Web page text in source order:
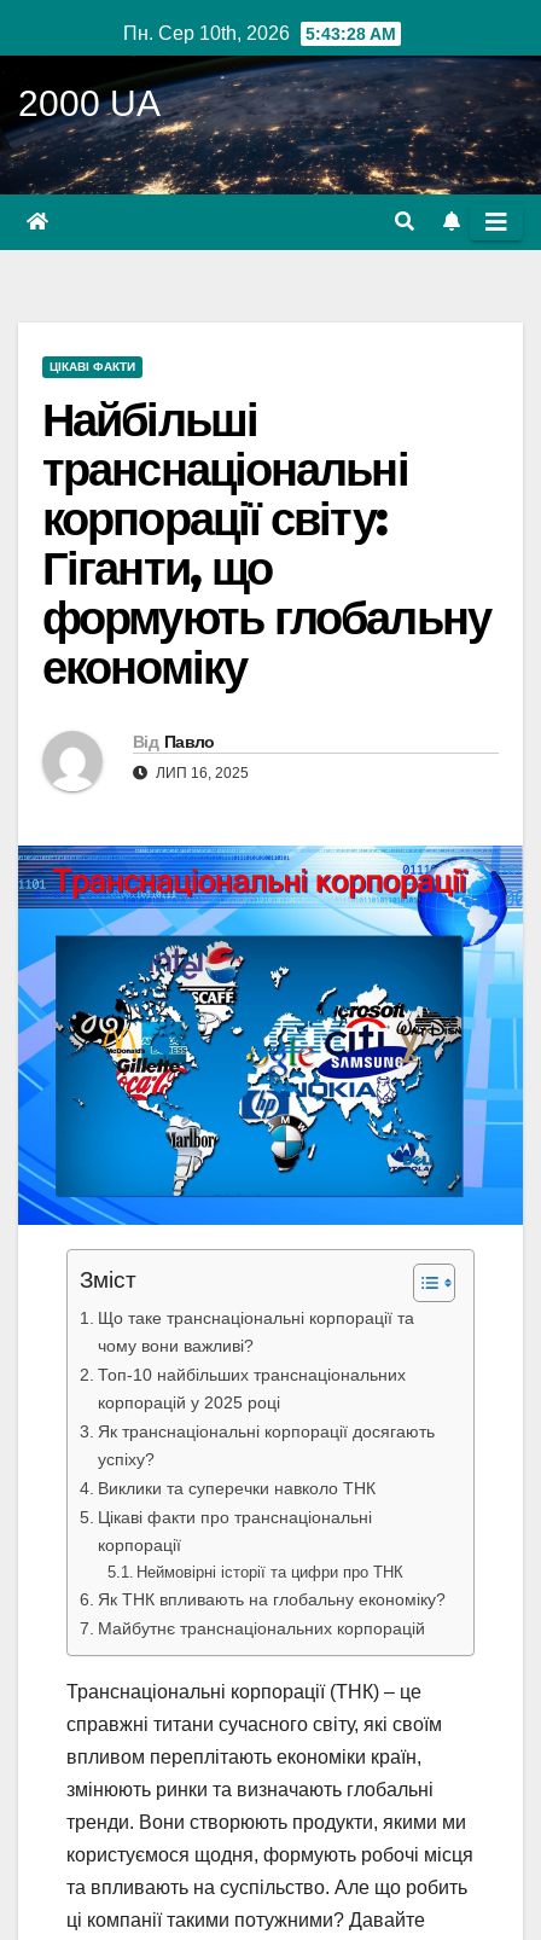
до
вмісту
Пн. Сер 10th, 2026 5:43:29 AM
2000 UA
ЦІКАВІ ФАКТИ
Найбільші
транснаціональні
корпорації світу:
Гіганти, що
формують глобальну
економіку
Від Павло
ЛИП 16, 2025
Зміст
Що таке транснаціональні корпорації та
чому вони важливі?
Топ-10 найбільших транснаціональних
корпорацій у 2025 році
Як транснаціональні корпорації досягають
успіху?
Виклики та суперечки навколо ТНК
Цікаві факти про транснаціональні
корпорації
Неймовірні історії та цифри про ТНК
Як ТНК впливають на глобальну економіку?
Майбутнє транснаціональних корпорацій
Транснаціональні корпорації (ТНК) – це
справжні титани сучасного світу, які своїм
впливом переплітають економіки країн,
змінюють ринки та визначають глобальні
тренди. Вони створюють продукти, якими ми
користуємося щодня, формують робочі місця
та впливають на суспільство. Але що робить
ці компанії такими потужними? Давайте